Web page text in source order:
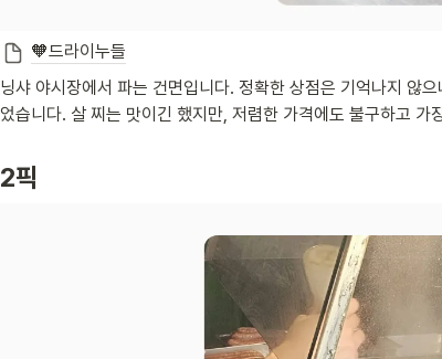
🧡드라이누들
닝샤 야시장에서 파는 건면입니다. 정확한 상점은 기억나지 않
었습니다. 살 찌는 맛이긴 했지만, 저렴한 가격에도 불구하고 가
2픽